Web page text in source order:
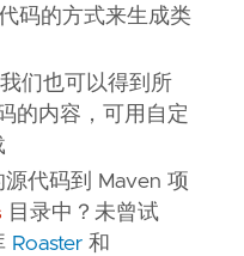
码的方式来生成类
们也可以得到所
的内容，可用自定
代码到 Maven 项
目录中？未曾试
Roaster 和